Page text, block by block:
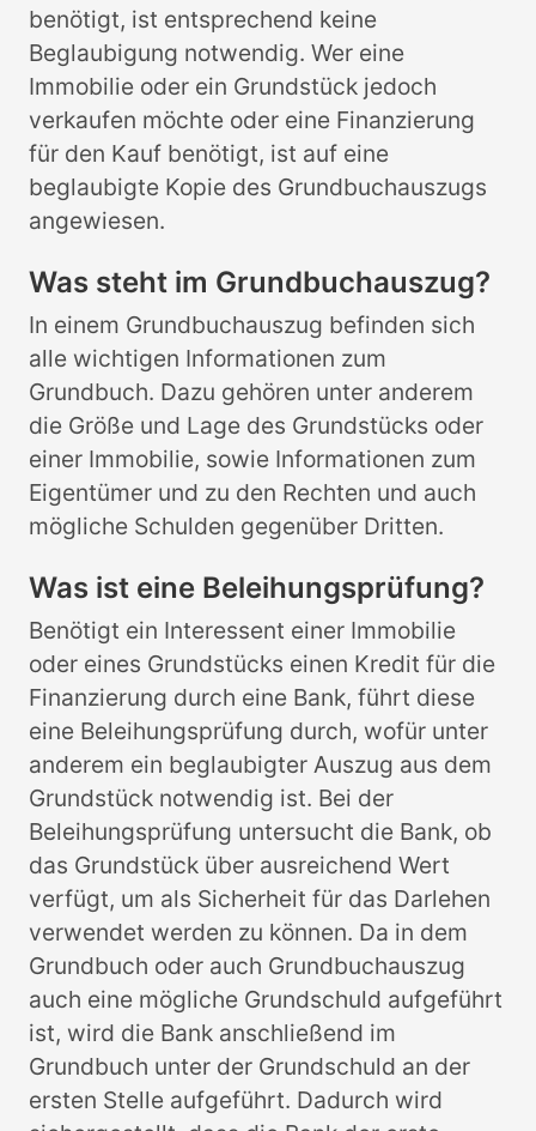
benötigt, ist entsprechend keine
Beglaubigung notwendig. Wer eine
Immobilie oder ein Grundstück jedoch
verkaufen möchte oder eine Finanzierung
für den Kauf benötigt, ist auf eine
beglaubigte Kopie des Grundbuchauszugs
angewiesen.
Was steht im Grundbuchauszug?
In einem Grundbuchauszug befinden sich
alle wichtigen Informationen zum
Grundbuch. Dazu gehören unter anderem
die Größe und Lage des Grundstücks oder
einer Immobilie, sowie Informationen zum
Eigentümer und zu den Rechten und auch
mögliche Schulden gegenüber Dritten.
Was ist eine Beleihungsprüfung?
Benötigt ein Interessent einer Immobilie
oder eines Grundstücks einen Kredit für die
Finanzierung durch eine Bank, führt diese
eine Beleihungsprüfung durch, wofür unter
anderem ein beglaubigter Auszug aus dem
Grundstück notwendig ist. Bei der
Beleihungsprüfung untersucht die Bank, ob
das Grundstück über ausreichend Wert
verfügt, um als Sicherheit für das Darlehen
verwendet werden zu können. Da in dem
Grundbuch oder auch Grundbuchauszug
auch eine mögliche Grundschuld aufgeführt
ist, wird die Bank anschließend im
Grundbuch unter der Grundschuld an der
ersten Stelle aufgeführt. Dadurch wird